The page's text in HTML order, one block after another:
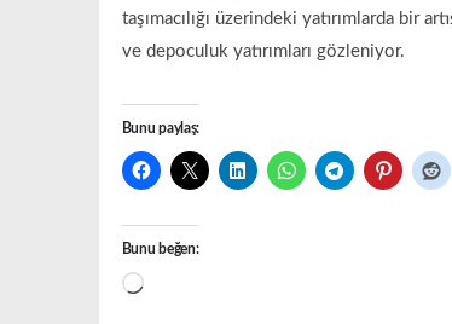
taşımacılığı üzerindeki yatırımlarda bir
ve depoculuk yatırımları gözleniyor.
Bunu paylaş:
Bunu beğen:
Yükleniyor...